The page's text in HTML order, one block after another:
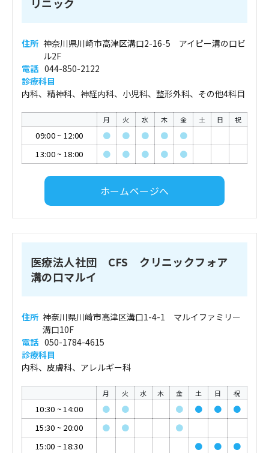
住所 神奈川県川崎市高津区溝口2-16-5 アイピー溝の口ビ
ル2F
電話 044-850-2122
診療科目
内科、精神科、神経内科、小児科、整形外科、その他4科目
月 火 水 木 金 土 日 祝
09:00~ 12:00 ● ● ● ●
●
13:00~ 18:00 ● ● ● ● ●
ホームページへ
医療法人社団 CFS クリニックフォア
溝の口マルイ
住所 神奈川県川崎市高津区溝口1-4-1 マルイファミリー
溝口10F
電話 050-1784-4615
診療科目
内科、皮膚科、アレルギー科
月 火 水 木 金 土 日 祝
10:30 ~14:00 ● ● ● ● ●
●
15:30 ~ 20:00 ● ●
●
15:00 ~18:30 ● ● ●